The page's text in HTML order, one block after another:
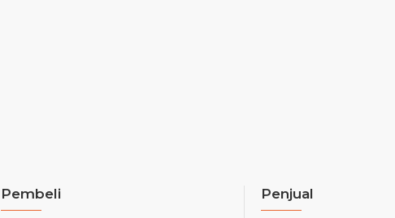
Pembeli Penjual